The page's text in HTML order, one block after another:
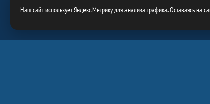
Наш сайт использует Яндекс.Метрику для анализа трафика. Оставаясь на